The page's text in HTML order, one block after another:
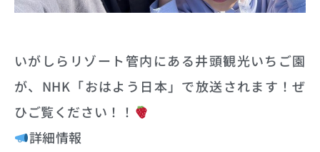
いがしらリゾート管内にある井頭観光いちご園
が、NHK「おはよう日本」で放送されます！ぜ
ひご覧ください！！
詳細情報